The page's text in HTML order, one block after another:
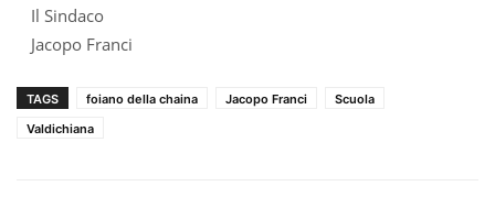
Il Sindaco
Jacopo Franci
TAGS foiano della chaina Jacopo Franci
Scuola
Valdichiana